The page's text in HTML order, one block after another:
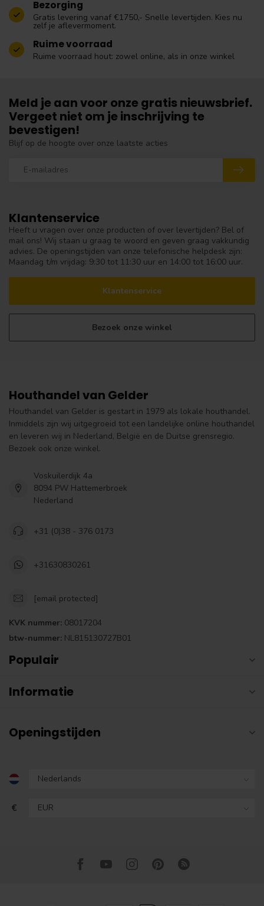
Bezorging
Gratis levering vanaf €1750,- Snelle levertijden. Kies nu
zelf je aflevermoment.
Ruime voorraad
Ruime voorraad hout: zowel online, als in onze winkel
Klantenservice
Heeft u vragen over onze producten of over levertijden? Bel of
mail ons! Wij staan u graag te woord en geven graag vakkundig
advies. De openingstijden van onze telefonische helpdesk zijn:
Maandag t/m vrijdag: 9:30 tot 11:30 uur en 14:00 tot 16:00 uur.
Klantenservice
Bezoek onze winkel
Meld je aan voor onze gratis nieuwsbrief.
Vergeet niet om je inschrijving te
bevestigen!
Blijf op de hoogte over onze laatste acties
Houthandel van Gelder
Houthandel van Gelder is gestart in 1979 als lokale houthandel.
Inmiddels zijn wij uitgegroeid tot een landelijke online houthandel
en leveren wij in Nederland, België en de Duitse grensregio.
Bezoek ook onze winkel.
Voskuilerdijk 4a
8094 PW Hattemerbroek
Nederland
+31 (0)38 - 376 0173
+31630830261
[email protected]
KVK nummer: 08017204
btw-nummer: NL815130727B01
Populair
Informatie
Openingstijden
€